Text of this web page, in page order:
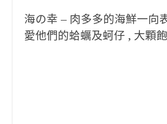
海の幸 – 肉多多的海鮮一向
愛他們的蛤蠣及蚵仔 , 大顆